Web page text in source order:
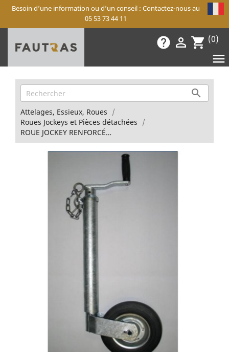
Besoin d’une information ou d’un conseil : Contactez-nous au
05 53 73 44 11
help  shopping_cart (0)


Attelages, Essieux, Roues
Roues Jockeys et Pièces détachées
ROUE JOCKEY RENFORCÉE D48